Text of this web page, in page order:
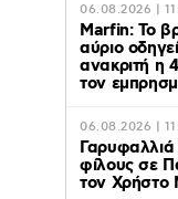
06.08.2026 |
Marfin: Το
αύριο
ανακριτή η
τον
06.08.2026 |
φίλους σε
τον